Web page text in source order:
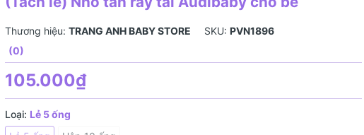
Thương hiệu: TRANG ANH BABY STORE SKU: PVN1896
(0)
105.000₫
Loại: Lẻ 5 ống